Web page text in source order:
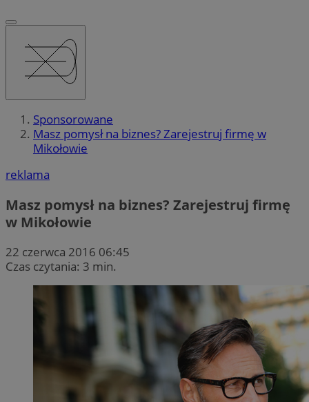
Sponsorowane
Masz pomysł na biznes? Zarejestruj firmę w
Mikołowie
reklama
Masz pomysł na biznes? Zarejestruj firmę
w Mikołowie
22 czerwca 2016 06:45
Czas czytania: 3 min.